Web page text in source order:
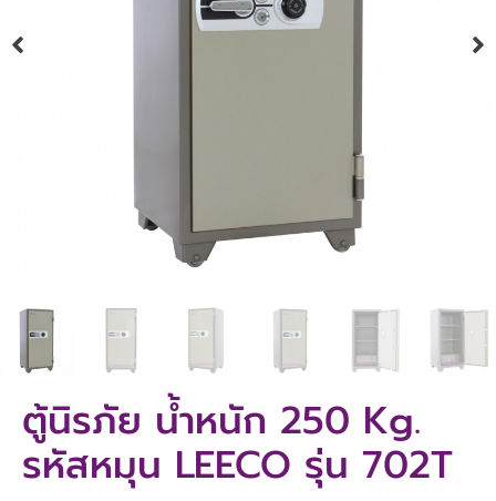
ตู้นิรภัย น้ำหนัก 250 Kg.
รหัสหมุน LEECO รุ่น 702T